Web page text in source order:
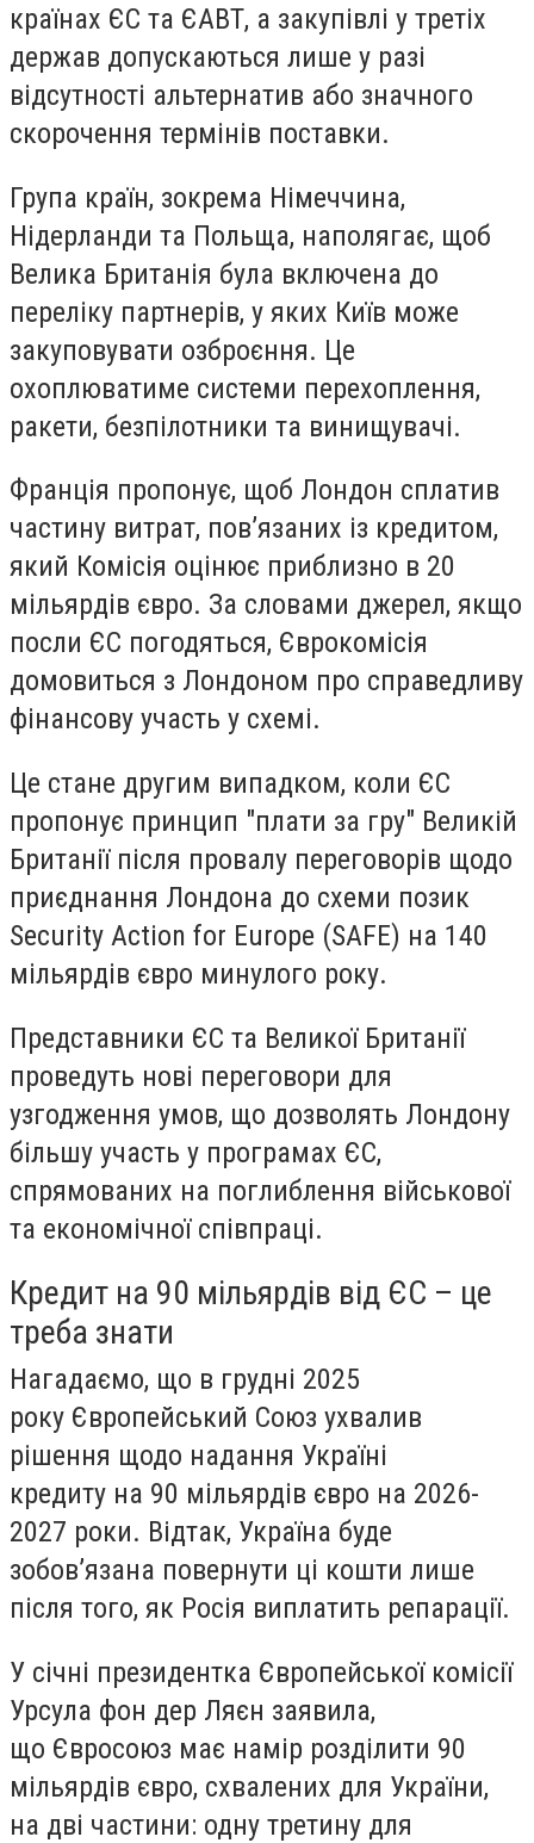
країнах ЄС та ЄАВТ, а закупівлі у третіх
держав допускаються лише у разі
відсутності альтернатив або значного
скорочення термінів поставки.
Група країн, зокрема Німеччина,
Нідерланди та Польща, наполягає, щоб
Велика Британія була включена до
переліку партнерів, у яких Київ може
закуповувати озброєння. Це
охоплюватиме системи перехоплення,
ракети, безпілотники та винищувачі.
Франція пропонує, щоб Лондон сплатив
частину витрат, пов’язаних із кредитом,
який Комісія оцінює приблизно в 20
мільярдів євро. За словами джерел, якщо
посли ЄС погодяться, Єврокомісія
домовиться з Лондоном про справедливу
фінансову участь у схемі.
Це стане другим випадком, коли ЄС
пропонує принцип "плати за гру" Великій
Британії після провалу переговорів щодо
приєднання Лондона до схеми позик
Security Action for Europe (SAFE) на 140
мільярдів євро минулого року.
Представники ЄС та Великої Британії
проведуть нові переговори для
узгодження умов, що дозволять Лондону
більшу участь у програмах ЄС,
спрямованих на поглиблення військової
та економічної співпраці.
Кредит на 90 мільярдів від ЄС – це
треба знати
Нагадаємо, що в грудні 2025
року Європейський Союз ухвалив
рішення щодо надання Україні
кредиту на 90 мільярдів євро на 2026-
2027 роки. Відтак, Україна буде
зобов’язана повернути ці кошти лише
після того, як Росія виплатить репарації.
У січні президентка Європейської комісії
Урсула фон дер Ляєн заявила,
що Євросоюз має намір розділити 90
мільярдів євро, схвалених для України,
на дві частини: одну третину для